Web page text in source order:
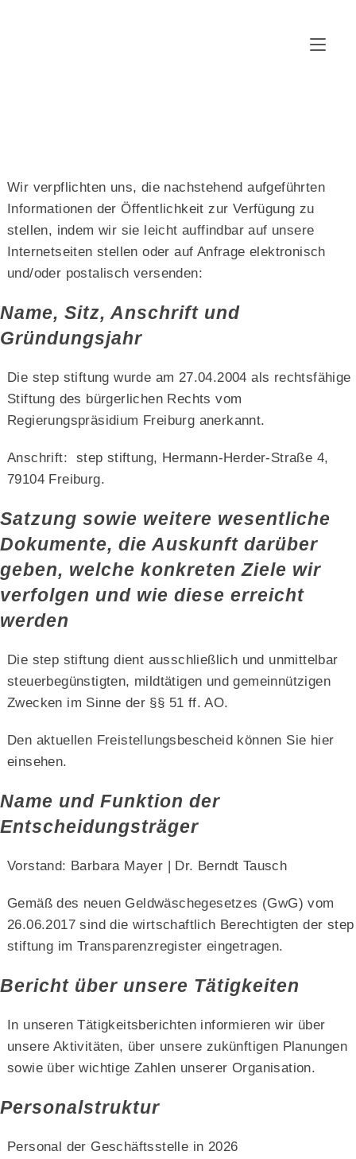
Wir verpflichten uns, die nachstehend aufgeführten
Informationen der Öffentlichkeit zur Verfügung zu
stellen, indem wir sie leicht auffindbar auf unsere
Internetseiten stellen oder auf Anfrage elektronisch
und/oder postalisch versenden:
Name, Sitz, Anschrift und
Gründungsjahr
Die step stiftung wurde am 27.04.2004 als rechtsfähige
Stiftung des bürgerlichen Rechts vom
Regierungspräsidium Freiburg anerkannt.
Anschrift: step stiftung, Hermann-Herder-Straße 4,
79104 Freiburg.
Satzung sowie weitere wesentliche
Dokumente, die Auskunft darüber
geben, welche konkreten Ziele wir
verfolgen und wie diese erreicht
werden
Die step stiftung dient ausschließlich und unmittelbar
steuerbegünstigten, mildtätigen und gemeinnützigen
Zwecken im Sinne der §§ 51 ff. AO.
Den aktuellen Freistellungsbescheidkönnen Sie hier
einsehen.
Name und Funktion der
Entscheidungsträger
Vorstand: Barbara Mayer | Dr. Berndt Tausch
Gemäß des neuen Geldwäschegesetzes (GwG) vom
26.06.2017 sind die wirtschaftlich Berechtigten der step
stiftung im Transparenzregister eingetragen.
Bericht über unsere Tätigkeiten
In unserenTätigkeitsberichteninformieren wir über
unsere Aktivitäten, über unsere zukünftigen Planungen
sowie über wichtige Zahlen unserer Organisation.
Personalstruktur
Personal der Geschäftsstelle in 2026